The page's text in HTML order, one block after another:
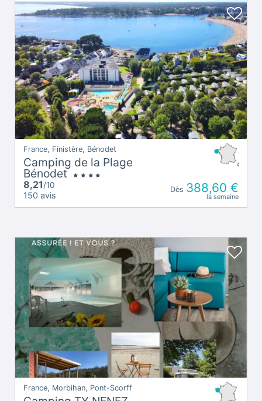
France, Finistère, Bénodet
Camping de la Plage
Bénodet
8,21/10
150 avis
Dès 388,60 €
la semaine
France, Morbihan, Pont-Scorff